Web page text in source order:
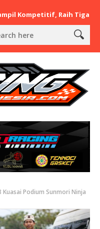
Raih Tiga
Kuasai Podium Sunmori Ninja